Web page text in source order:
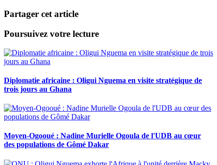
Partager cet article
Poursuivez votre lecture
Diplomatie africaine : Oligui Nguema en visite stratégique de
trois jours au Ghana
Moyen-Ogooué : Nadine Murielle Ogoula de l'UDB au cœur
des populations de Gômé Dakar